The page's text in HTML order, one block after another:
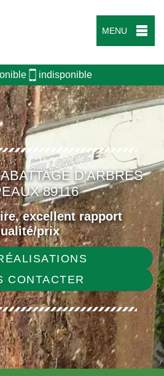
MENU
indisponible
D'ARBRES
89116
excellent rapport
prix
CONTACTER